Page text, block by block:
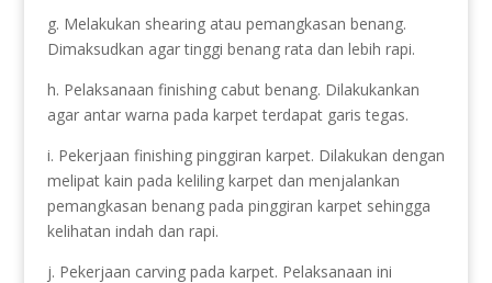
g. Melakukan shearing atau pemangkasan benang.
Dimaksudkan agar tinggi benang rata dan lebih rapi.
h. Pelaksanaan finishing cabut benang. Dilakukankan
agar antar warna pada karpet terdapat garis tegas.
i. Pekerjaan finishing pinggiran karpet. Dilakukan dengan
melipat kain pada keliling karpet dan menjalankan
pemangkasan benang pada pinggiran karpet sehingga
kelihatan indah dan rapi.
j. Pekerjaan carving pada karpet. Pelaksanaan ini